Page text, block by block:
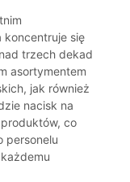
się
trzech dekad
asortymentem
jak również
nacisk na
co
personelu